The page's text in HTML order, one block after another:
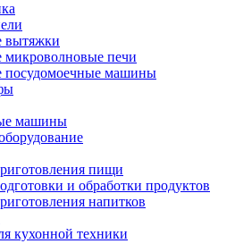
вытяжки
микроволновые печи
посудомоечные машины
машины
пищи
и обработки продуктов
напитков
кухонной техники